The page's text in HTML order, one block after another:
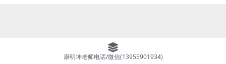
康明坤老师电话/微信(13955901934)